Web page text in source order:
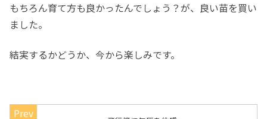
もちろん育て方も良かったんでしょう？が、良い苗を買い
ました。
結実するかどうか、今から楽しみです。